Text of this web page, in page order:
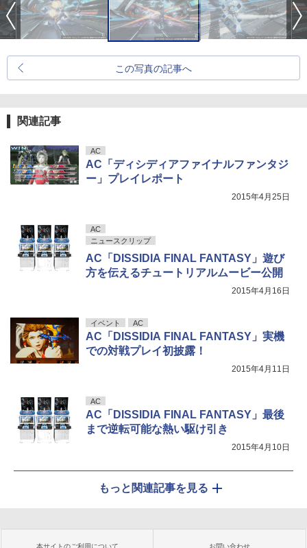
この写真の記事へ
関連記事
AC
AC「ディシディアファイナルファンタジ
ー」プレイレポート
2015年4月25日
AC
ニュースクリップ
AC「DISSIDIA FINAL FANTASY」遊び
方を伝えるチュートリアルムービー公開
2015年4月16日
イベント AC
AC「DISSIDIA FINAL FANTASY」実機
での対戦プレイ初披露！
2015年4月11日
AC
AC「DISSIDIA FINAL FANTASY」最後
まで逆転可能な熱い駆け引き
2015年4月10日
もっと関連記事を見る
本サイトのご利用について お問い合わせ